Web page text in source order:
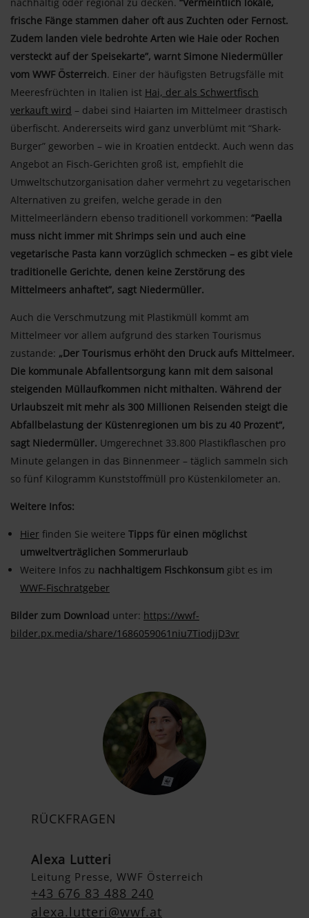
frische Fänge stammen daher oft aus Zuchten oder Fernost.
Zudem landen viele bedrohte Arten wie Haie oder Rochen
versteckt auf der Speisekarte”, warnt Simone Niedermüller
vom WWF Österreich. Einer der häufigsten Betrugsfälle mit
Meeresfrüchten in Italien ist Hai, der als Schwertfisch
verkauft wird – dabei sind Haiarten im Mittelmeer drastisch
überfischt. Andererseits wird ganz unverblümt mit “Shark-
Burger” geworben – wie in Kroatien entdeckt. Auch wenn das
Angebot an Fisch-Gerichten groß ist, empfiehlt die
Umweltschutzorganisation daher vermehrt zu vegetarischen
Alternativen zu greifen, welche gerade in den
Mittelmeerländern ebenso traditionell vorkommen: “Paella
muss nicht immer mit Shrimps sein und auch eine
vegetarische Pasta kann vorzüglich schmecken – es gibt viele
traditionelle Gerichte, denen keine Zerstörung des
Mittelmeers anhaftet”, sagt Niedermüller.
Auch die Verschmutzung mit Plastikmüll kommt am
Mittelmeer vor allem aufgrund des starken Tourismus
zustande: „Der Tourismus erhöht den Druck aufs Mittelmeer.
Die kommunale Abfallentsorgung kann mit dem saisonal
steigenden Müllaufkommen nicht mithalten. Während der
Urlaubszeit mit mehr als 300 Millionen Reisenden steigt die
Abfallbelastung der Küstenregionen um bis zu 40 Prozent“,
sagt Niedermüller. Umgerechnet 33.800 Plastikflaschen pro
Minute gelangen in das Binnenmeer – täglich sammeln sich
so fünf Kilogramm Kunststoffmüll pro Küstenkilometer an.
Weitere Infos:
Hier finden Sie weitere Tipps für einen möglichst
umweltverträglichen Sommerurlaub
Weitere Infos zu nachhaltigem Fischkonsum gibt es im
WWF-Fischratgeber
Bilder zum Download unter: https://wwf-
bilder.px.media/share/1686059061niu7TiodjjD3vr
RÜCKFRAGEN
Alexa Lutteri
Leitung Presse, WWF Österreich
+43 676 83 488 240
alexa.lutteri@wwf.at